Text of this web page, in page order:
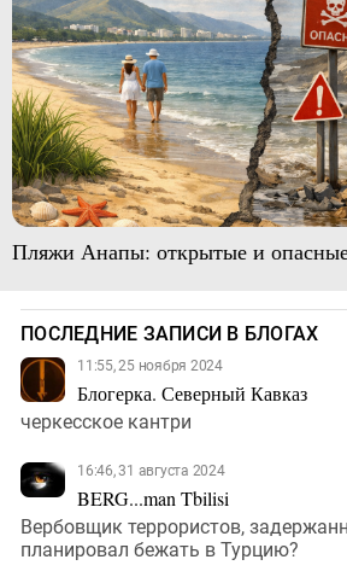
Пляжи Анапы: открытые и
ПОСЛЕДНИЕ ЗАПИСИ В БЛОГАХ
11:55, 25 ноября 2024
Блогерка. Северный Кавказ
черкесское кантри
16:46, 31 августа 2024
BERG...man Tbilisi
Вербовщик террористов,
планировал бежать в Турцию?